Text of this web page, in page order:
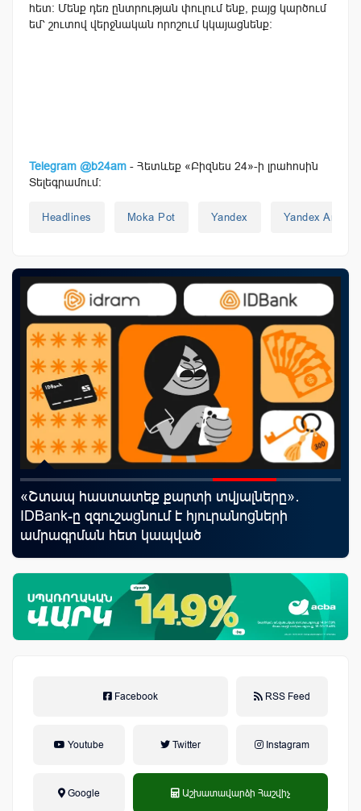
հետ։ Մենք դեռ ընտրության փուլում ենք, բայց կարծում
եմ՝ շուտով վերջնական որոշում կկայացնենք:
Telegram @b24am - Հետևեք «Բիզնես 24»-ի լրահոսին
Տելեգրամում:
Headlines Moka Pot Yandex Yandex
«Շտապ հաստատեք քարտի տվյալները»․
IDBank-ը զգուշացնում է հյուրանոցների
ամրագրման հետ կապված
զեղծարարությունների մասին
Facebook RSS Feed
Youtube Twitter Instagram
Google Աշխատավարձի Հաշվիչ